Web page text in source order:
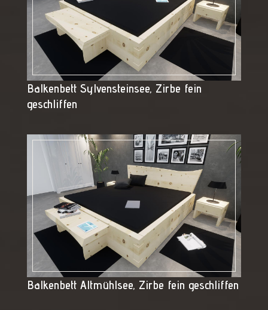
Balkenbett Sylvensteinsee, Zirbe fein
geschliffen
Balkenbett Altmühlsee, Zirbe fein geschliffen